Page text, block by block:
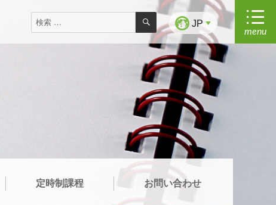
検
索
対
検
索 JP
menu
定時制課程 お問い合わせ